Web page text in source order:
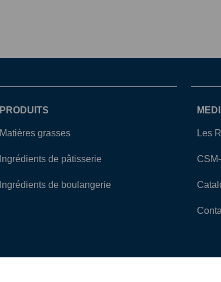
PRODUITS
Matières grasses
Ingrédients de pâtisserie
Ingrédients de boulangerie
Les